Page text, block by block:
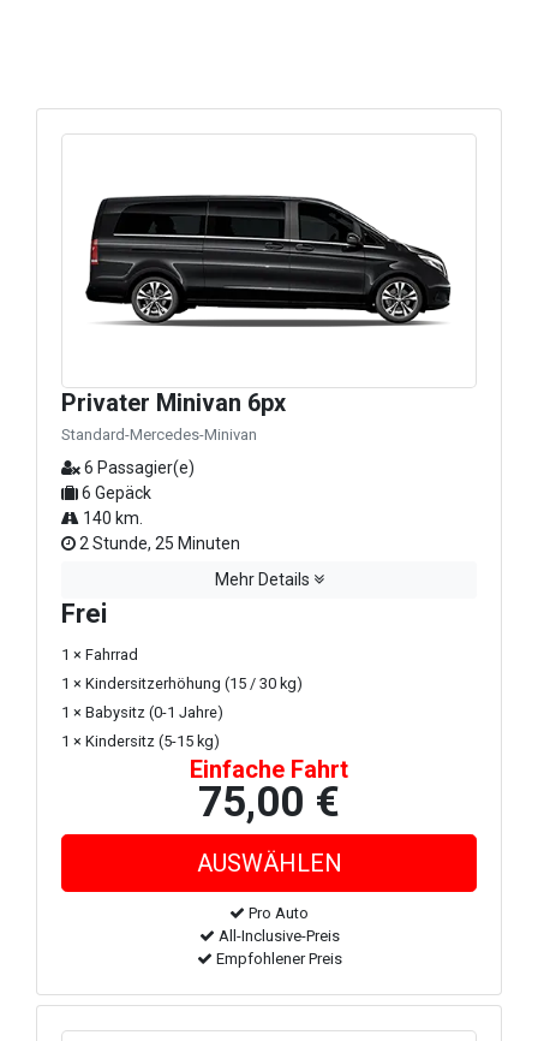
Privater Minivan 6px
Standard-Mercedes-Minivan
6 Passagier(e)
6 Gepäck
140 km.
2 Stunde, 25 Minuten
Mehr Details
Frei
1 × Fahrrad
1 × Kindersitzerhöhung (15 / 30 kg)
1 × Babysitz (0-1 Jahre)
1 × Kindersitz (5-15 kg)
Einfache Fahrt
75,00 €
Pro Auto
All-Inclusive-Preis
Empfohlener Preis